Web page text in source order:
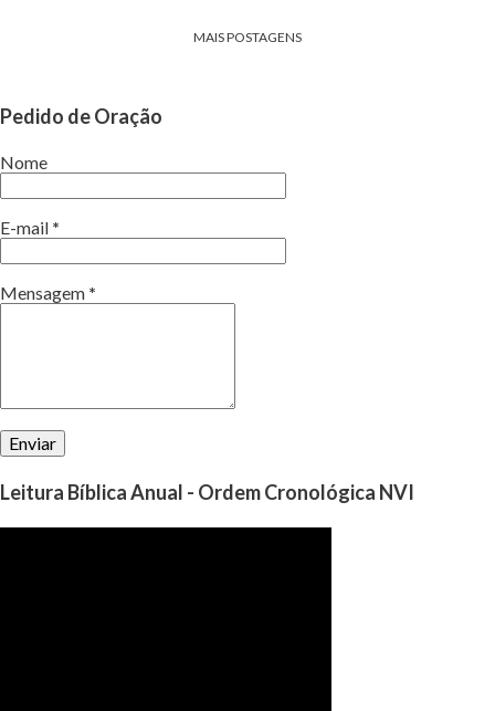
MAIS POSTAGENS
Pedido de Oração
Nome
E-mail *
Mensagem *
Leitura Bíblica Anual - Ordem Cronológica NVI